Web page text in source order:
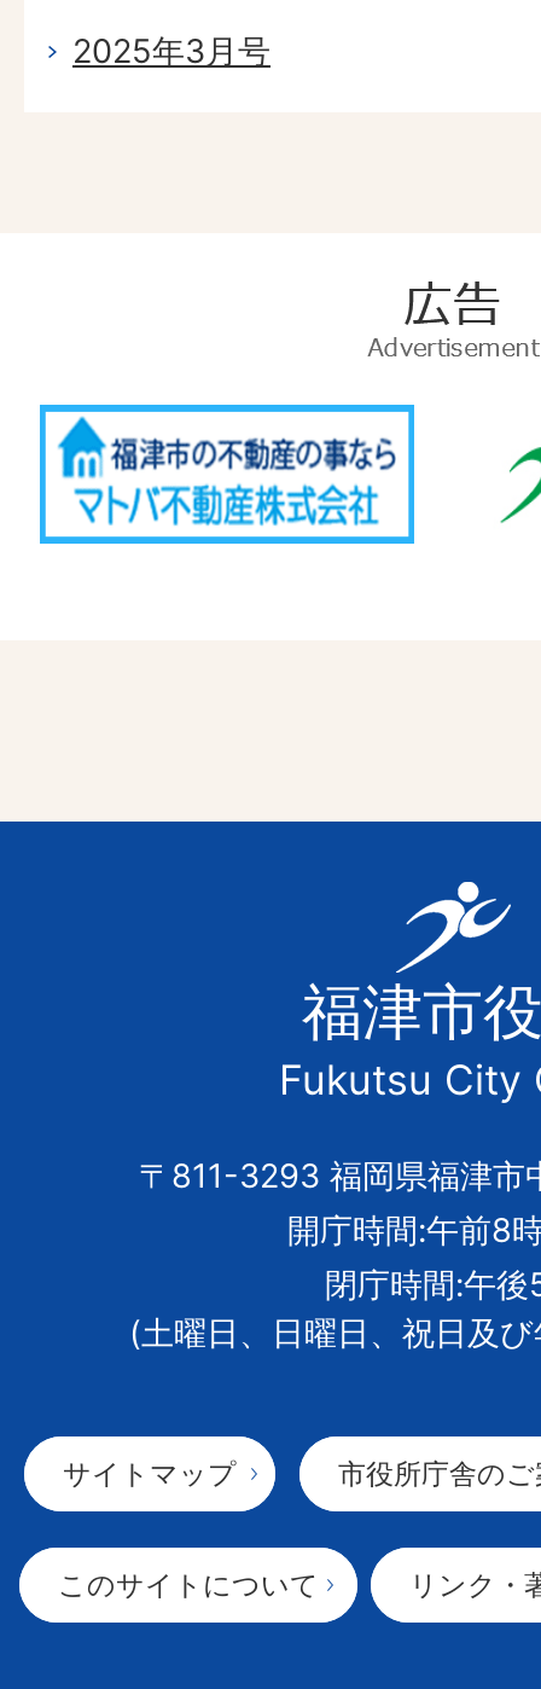
2025年3月号
告
福
津
市
の
市
章
福津市
Fukutsu City
〒811-3293 福岡県福津市
開庁時間:午前8
閉庁時間:午後
(土曜日、日曜日、祝日及
サイトマップ 市役所庁舎の
このサイトについて リンク・